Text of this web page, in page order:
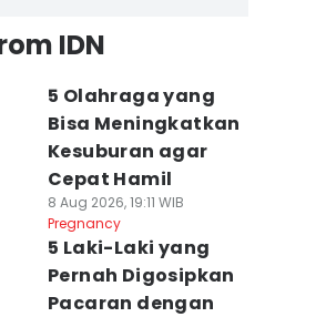
IDN
5 Olahraga yang
Bisa Meningkatkan
Kesuburan agar
Cepat Hamil
8 Aug 2026, 19:11 WIB
Pregnancy
5 Laki-Laki yang
Pernah Digosipkan
Pacaran dengan